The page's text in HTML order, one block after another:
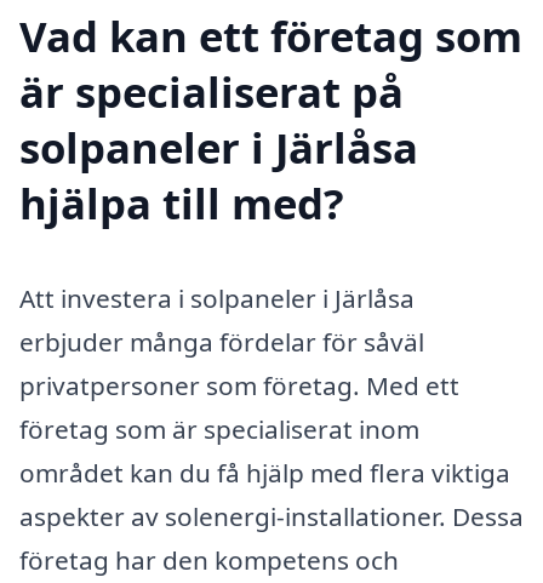
Vad kan ett företag som
är specialiserat på
solpaneler i Järlåsa
hjälpa till med?
Att investera i solpaneler i Järlåsa
erbjuder många fördelar för såväl
privatpersoner som företag. Med ett
företag som är specialiserat inom
området kan du få hjälp med flera viktiga
aspekter av solenergi-installationer. Dessa
företag har den kompetens och